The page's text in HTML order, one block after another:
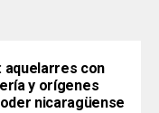
aquelarres con
y orígenes
nicaragüense